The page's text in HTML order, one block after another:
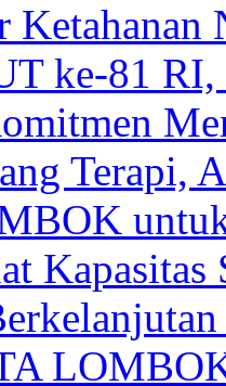
Ketahanan
ke-81
Terapi,